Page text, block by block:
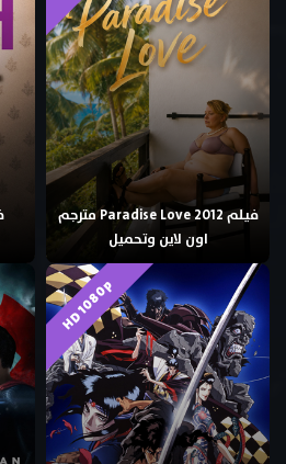
فيلم Paradise Love 2012 مترجم
اون لاين وتحميل
HD 1080p